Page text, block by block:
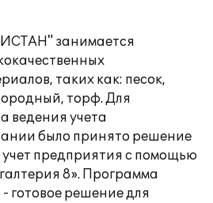
занимается
таких как: песок,
торф. Для
ведения учета
было принято решение
предприятия с помощью
8». Программа
готовое решение для